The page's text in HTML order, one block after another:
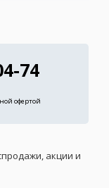
74
офертой
акции и